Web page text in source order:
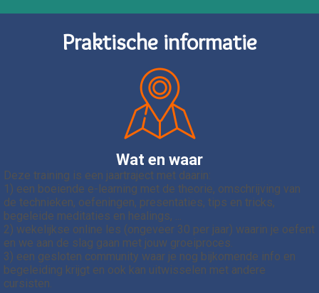
Praktische informatie
Wat en waar
Deze training is een jaartraject met daarin:
1) een boeiende e-learning met de theorie, omschrijving van
de technieken, oefeningen, presentaties, tips en tricks,
begeleide meditaties en healings, ...
2) wekelijkse online les (ongeveer 30 per jaar) waarin je oefent
en we aan de slag gaan met jouw groeiproces.
3) een gesloten community waar je nog bijkomende info en
begeleiding krijgt en ook kan uitwisselen met andere
cursisten.